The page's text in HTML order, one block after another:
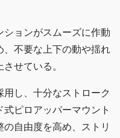
ションがスムーズに作動
、不要な上下の動や揺れ
せている。
し、十分なストローク
ピロアッパーマウント
自由度を高め、ストリ